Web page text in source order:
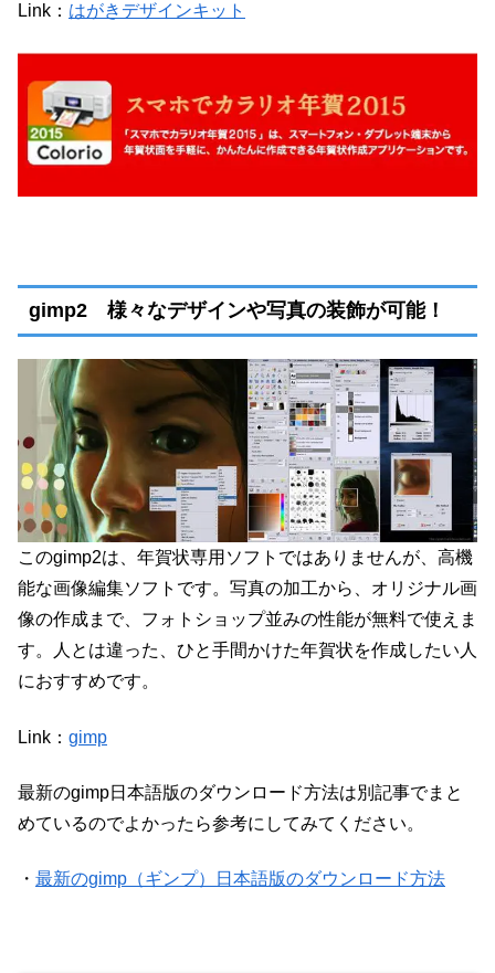
Link： はがきデザインキット
gimp2 様々なデザインや写真の装飾が可能！
このgimp2は、年賀状専用ソフトではありませんが、高機
能な画像編集ソフトです。写真の加工から、オリジナル画
像の作成まで、フォトショップ並みの性能が無料で使えま
す。人とは違った、ひと手間かけた年賀状を作成したい人
におすすめです。
Link： gimp
最新のgimp日本語版のダウンロード方法は別記事でまと
めているのでよかったら参考にしてみてください。
・ 最新のgimp（ギンプ）日本語版のダウンロード方法